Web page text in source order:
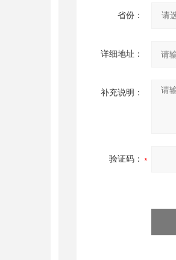
省份：
详细地址：
补充说明：
验证码：